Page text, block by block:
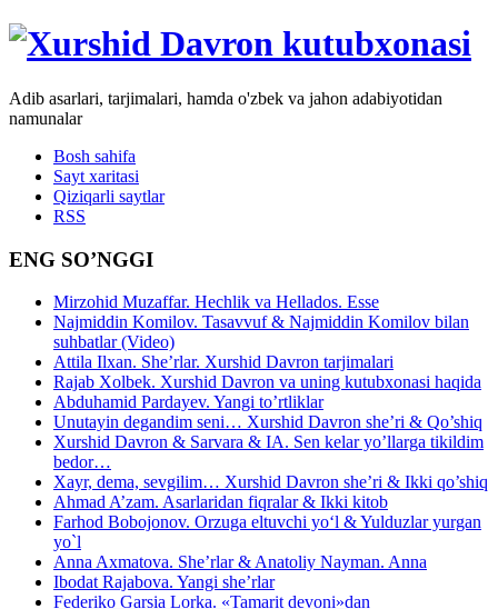
Adib asarlari, tarjimalari, hamda o'zbek va jahon adabiyotidan
namunalar
Bosh sahifa
Sayt xaritasi
Qiziqarli saytlar
RSS
ENG SO’NGGI
Mirzohid Muzaffar. Hechlik va Hellados. Esse
Najmiddin Komilov. Tasavvuf & Najmiddin Komilov bilan
suhbatlar (Video)
Attila Ilxan. She’rlar. Xurshid Davron tarjimalari
Rajab Xolbek. Xurshid Davron va uning kutubxonasi haqida
Abduhamid Pardayev. Yangi to’rtliklar
Unutayin degandim seni… Xurshid Davron she’ri & Qo’shiq
Xurshid Davron & Sarvara & IA. Sen kelar yo’llarga tikildim
bedor…
Xayr, dema, sevgilim… Xurshid Davron she’ri & Ikki qo’shiq
Ahmad A’zam. Asarlaridan fiqralar & Ikki kitob
Farhod Bobojonov. Orzuga eltuvchi yo‘l & Yulduzlar yurgan
yo`l
Anna Axmatova. She’rlar & Anatoliy Nayman. Anna
Ibodat Rajabova. Yangi she’rlar
Federiko Garsia Lorka. «Tamarit devoni»dan